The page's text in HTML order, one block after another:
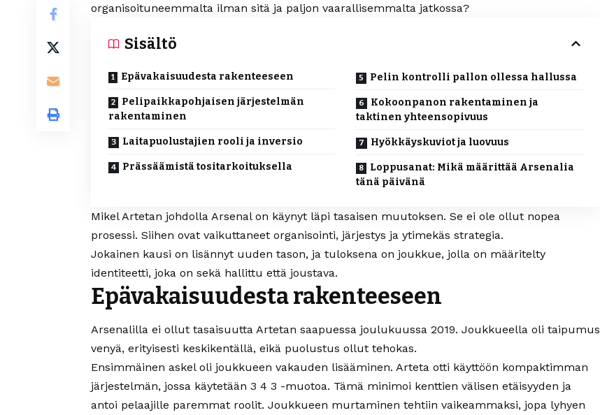
organisoituneemmalta ilman sitä ja paljon vaarallisemmalta jatkossa?
Sisältö
Epävakaisuudesta rakenteeseen
Pelipaikkapohjaisen järjestelmän
rakentaminen
Laitapuolustajien rooli ja inversio
Prässäämistä tositarkoituksella
Pelin kontrolli pallon ollessa hallussa
Kokoonpanon rakentaminen ja
taktinen yhteensopivuus
Hyökkäyskuviot ja luovuus
Loppusanat: Mikä määrittää Arsenalia
tänä päivänä
Mikel Artetan johdolla Arsenal on käynyt läpi tasaisen muutoksen. Se ei ole ollut nopea
prosessi. Siihen ovat vaikuttaneet organisointi, järjestys ja ytimekäs strategia.
Jokainen kausi on lisännyt uuden tason, ja tuloksena on joukkue, jolla on määritelty
identiteetti, joka on sekä hallittu että joustava.
Epävakaisuudesta rakenteeseen
Arsenalilla ei ollut tasaisuutta Artetan saapuessa joulukuussa 2019. Joukkueella oli taipumus
venyä, erityisesti keskikentällä, eikä puolustus ollut tehokas.
Ensimmäinen askel oli joukkueen vakauden lisääminen. Arteta otti käyttöön kompaktimman
järjestelmän, jossa käytetään 3 4 3 -muotoa. Tämä minimoi kenttien välisen etäisyyden ja
antoi pelaajille paremmat roolit. Joukkueen murtaminen tehtiin vaikeammaksi, jopa lyhyen